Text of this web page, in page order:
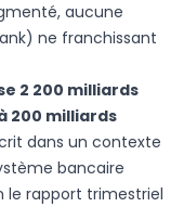
aucune
ne franchissant
2 200 milliards
200 milliards
dans un contexte
bancaire
le rapport trimestriel